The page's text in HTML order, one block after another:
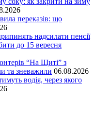
переказів: що
надсилати пенсії
до 15 вересня
“На Щиті” з
та зневажили 06.08.2026
водія, через якого